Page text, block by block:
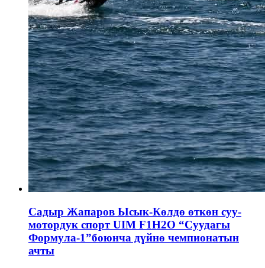
Садыр Жапаров Ысык-Көлдө өткөн суу-
мотордук спорт UIM F1H2O “Суудагы
Формула-1”боюнча дүйнө чемпионатын
ачты